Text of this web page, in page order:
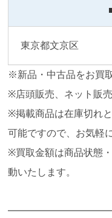
東京都文京区
※新品・中古品をお買
※店頭販売、ネット販
※掲載商品は在庫切れ
可能ですので、お気軽
※買取金額は商品状態
動いたします。